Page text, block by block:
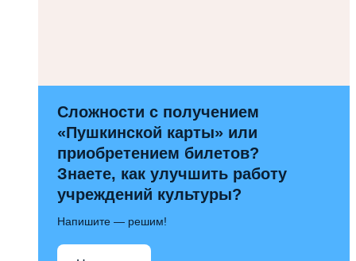
Сложности с получением
«Пушкинской карты» или
приобретением билетов?
Знаете, как улучшить работу
учреждений культуры?
Напишите — решим!